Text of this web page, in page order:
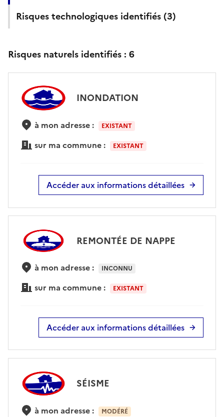
Risques technologiques identifiés (3)
Risques naturels identifiés : 6
INONDATION
à mon adresse : EXISTANT
sur ma commune : EXISTANT
Accéder aux informations détaillées
REMONTÉE DE NAPPE
à mon adresse : INCONNU
sur ma commune : EXISTANT
Accéder aux informations détaillées
SÉISME
à mon adresse : MODÉRÉ